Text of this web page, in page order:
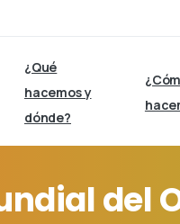
¿Qué
hacemos y
dónde?
del